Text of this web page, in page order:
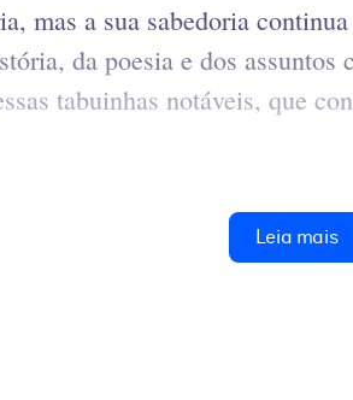
mas a sua sabedoria
da poesia e dos
tabuinhas notáveis, que
Leia mais